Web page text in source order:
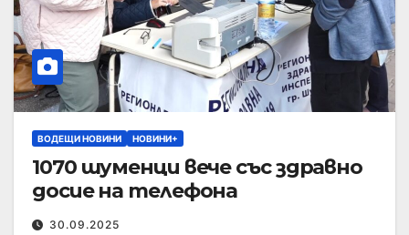
ВОДЕЩИ НОВИНИ НОВИНИ+
1070 шуменци вече със здравно
досие на телефона
30.09.2025